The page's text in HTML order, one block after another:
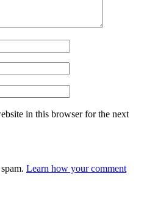
in this browser for the next
Learn how your comment